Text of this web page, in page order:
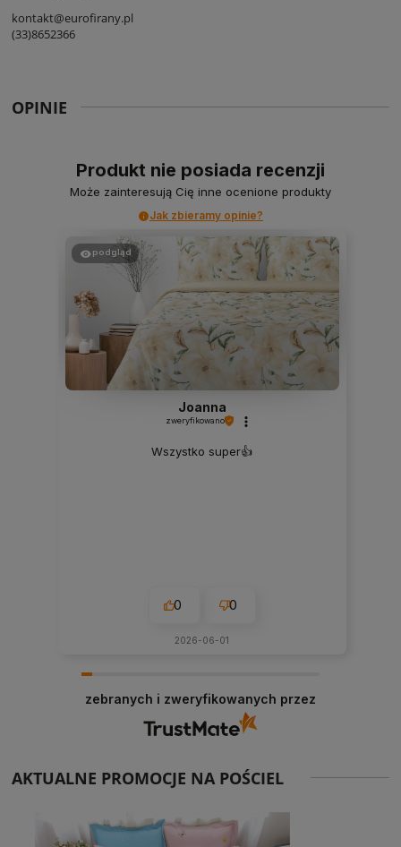
kontakt@eurofirany.pl
(33)8652366
OPINIE
Produkt nie posiada recenzji
Może zainteresują Cię inne ocenione produkty
Jak zbieramy opinie?
podgląd
Joanna
zweryfikowano
Wszystko super👍️
0 0
2026-06-01
zebranych i zweryfikowanych przez
AKTUALNE PROMOCJE NA POŚCIEL